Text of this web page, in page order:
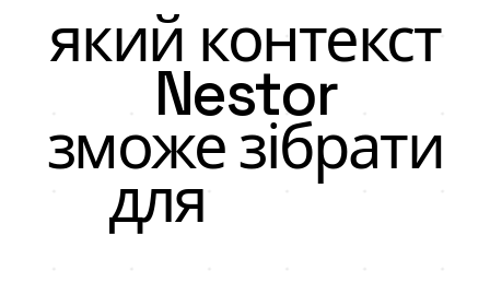
який контекст
Nestor
зможе зібрати
для вашої
команди?